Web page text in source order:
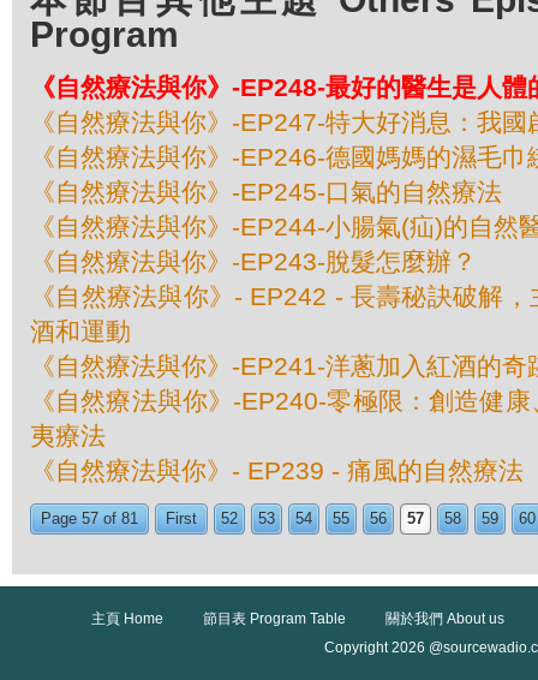
Program
《自然療法與你》-EP248-最好的醫生是人體
《自然療法與你》-EP247-特大好消息：我
《自然療法與你》-EP246-德國媽媽的濕毛巾
《自然療法與你》-EP245-口氣的自然療法
《自然療法與你》-EP244-小腸氣(疝)的自然
《自然療法與你》-EP243-脫髮怎麼辦？
《自然療法與你》- EP242 - 長壽秘訣破解
酒和運動
《自然療法與你》-EP241-洋蔥加入紅酒的奇
《自然療法與你》-EP240-零極限：創造健
夷療法
《自然療法與你》- EP239 - 痛風的自然療法
Page 57 of 81 First 52 53 54 55 56 57 58 59 60
主頁 Home 節目表 Program Table
關於我們 About us
Copyright 2026